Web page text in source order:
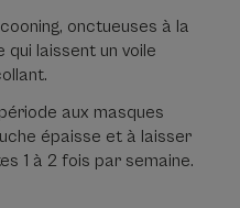
onctueuses à la
qui laissent un voile
aux masques
épaisse et à laisser
1 à 2 fois par semaine.